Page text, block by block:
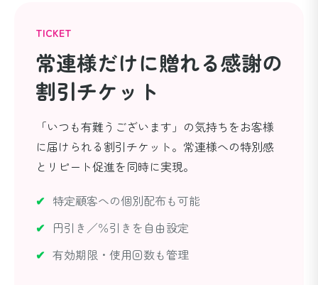
TICKET
常連様だけに贈れる感謝の
割引チケット
「いつも有難うございます」の気持ちをお客様
に届けられる割引チケット。常連様への特別感
とリピート促進を同時に実現。
特定顧客への個別配布も可能
円引き／％引きを自由設定
有効期限・使用回数も管理